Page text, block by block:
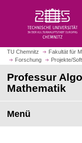
a
t
s
i
t
a
u
TU Chemnitz Fakultät für
Forschung
Projekte/
Professur
Mathematik
Menü